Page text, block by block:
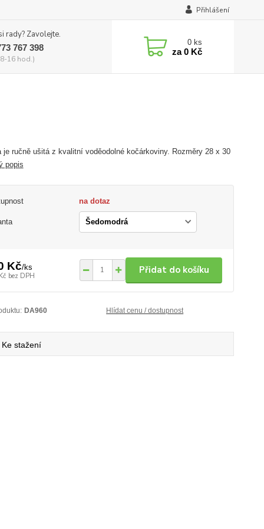
Přihlášení
rady? Zavolejte.
767 398
16 hod.)
0 ks
za0 Kč
je ručně ušitá z kvalitní voděodolné kočárkoviny. Rozměry 28 x 30
popis
na dotaz
Kč/ks
bez DPH
Přidat do košíku
DA960 Hlídat cenu / dostupnost
Ke stažení